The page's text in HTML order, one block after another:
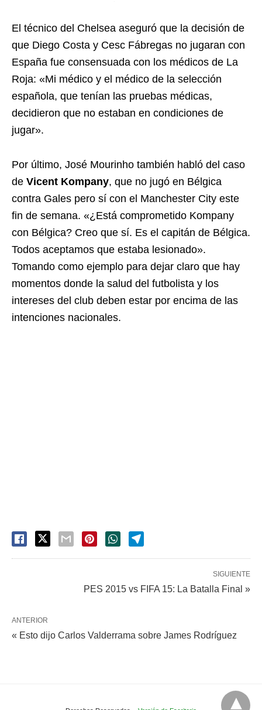
El técnico del Chelsea aseguró que la decisión de
que Diego Costa y Cesc Fábregas no jugaran con
España fue consensuada con los médicos de La
Roja: «Mi médico y el médico de la selección
española, que tenían las pruebas médicas,
decidieron que no estaban en condiciones de
jugar».
Por último, José Mourinho también habló del caso
de Vicent Kompany, que no jugó en Bélgica
contra Gales pero sí con el Manchester City este
fin de semana. «¿Está comprometido Kompany
con Bélgica? Creo que sí. Es el capitán de Bélgica.
Todos aceptamos que estaba lesionado».
Tomando como ejemplo para dejar claro que hay
momentos donde la salud del futbolista y los
intereses del club deben estar por encima de las
intenciones nacionales.
SIGUIENTE
PES 2015 vs FIFA 15: La Batalla Final »
ANTERIOR
« Esto dijo Carlos Valderrama sobre James Rodríguez